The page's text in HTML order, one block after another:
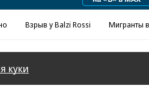
Взрыв у Balzi Rossi Мигранты
куки